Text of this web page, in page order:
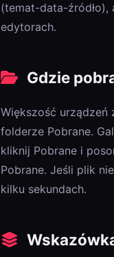
(temat-data-źródło),
edytorach.
Gdzie
Większość
folderze Pobrane.
kliknij Pobrane i
Pobrane. Jeśli plik
kilku sekundach.